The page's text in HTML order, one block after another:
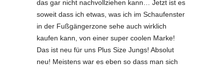
das gar nicht nachvollziehen kann… Jetzt ist es
soweit dass ich etwas, was ich im Schaufenster
in der Fußgängerzone sehe auch wirklich
kaufen kann, von einer super coolen Marke!
Das ist neu für uns Plus Size Jungs! Absolut
neu! Meistens war es eben so dass man sich